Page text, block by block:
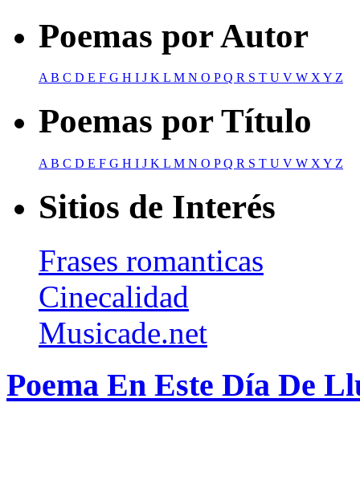
Poemas por Autor
AB C D E F G H I J K L M N O PQ R S T U V W XY Z
Poemas por Título
A B C D E F G H I J K L M N O PQ R S T U V W X Y Z
Sitios de Interés
Frases romanticas
Cinecalidad
Musicade.net
Poema En Este Día De